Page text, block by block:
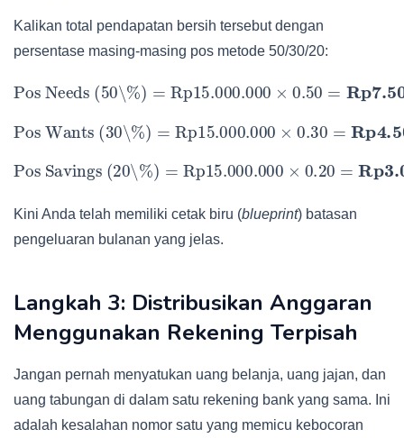
Kalikan total pendapatan bersih tersebut dengan
persentase masing-masing pos metode 50/30/20:
Pos Needs (50\%) =Rp15.000.000 ×0.50=Rp7.500.000
Pos Wants (30\%)= Rp15.000.000×0.30=Rp4.500.000
Pos Savings (20\%)=Rp15.000.000×0.20 =Rp3.000.000
Kini Anda telah memiliki cetak biru (blueprint) batasan
pengeluaran bulanan yang jelas.
Langkah 3: Distribusikan Anggaran
Menggunakan Rekening Terpisah
Jangan pernah menyatukan uang belanja, uang jajan, dan
uang tabungan di dalam satu rekening bank yang sama. Ini
adalah kesalahan nomor satu yang memicu kebocoran